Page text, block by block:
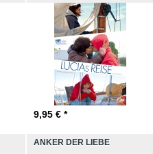
9,95 € *
ANKER DER LIEBE